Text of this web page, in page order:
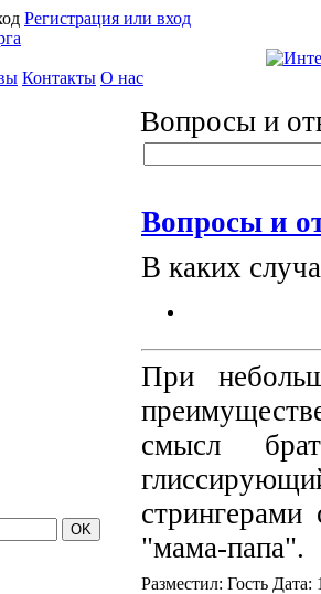
Регистрация или вход
Контакты О нас
Вопросы и
Вопросы и
В каких
При
смысл
"мама-папа".
Разместил: Гость